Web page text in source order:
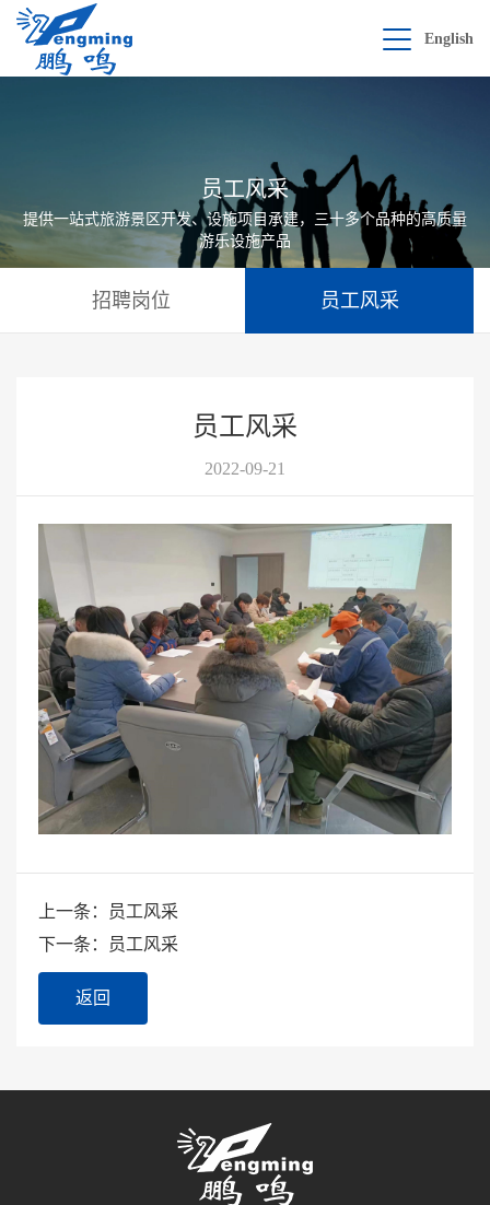
English
员工风采
提供一站式旅游景区开发、设施项目承建，三十多个品种的高质量
游乐设施产品
招聘岗位 员工风采
员工风采
2022-09-21
上一条：员工风采
下一条：员工风采
返回